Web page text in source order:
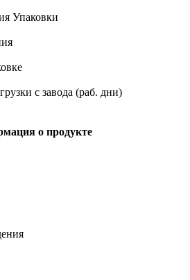
Упаковки
с завода (раб. дни)
о продукте